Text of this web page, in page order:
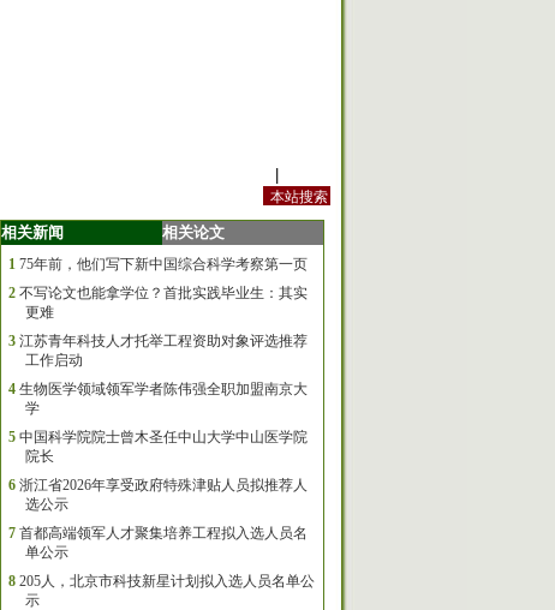
相关新闻 相关论文
1 75年前，他们写下新中国综合科学考察第一页
2 不写论文也能拿学位？首批实践毕业生：其实
更难
3 江苏青年科技人才托举工程资助对象评选推荐
工作启动
4 生物医学领域领军学者陈伟强全职加盟南京大
学
5 中国科学院院士曾木圣任中山大学中山医学院
院长
6 浙江省2026年享受政府特殊津贴人员拟推荐人
选公示
7 首都高端领军人才聚集培养工程拟入选人员名
单公示
8 205人，北京市科技新星计划拟入选人员名单公
示